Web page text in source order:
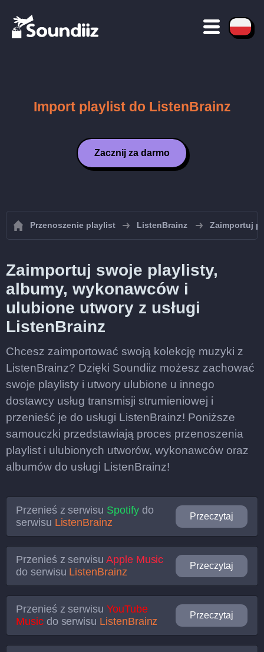
Import playlist do ListenBrainz
Zacznij za darmo
Przenoszenie playlist ListenBrainz Zaimportuj
Zaimportuj swoje playlisty,
albumy, wykonawców i
ulubione utwory z usługi
ListenBrainz
Chcesz zaimportować swoją kolekcję muzyki z
ListenBrainz? Dzięki Soundiiz możesz zachować
swoje playlisty i utwory ulubione u innego
dostawcy usług transmisji strumieniowej i
przenieść je do usługi ListenBrainz! Poniższe
samouczki przedstawiają proces przenoszenia
playlist i ulubionych utworów, wykonawców oraz
albumów do usługi ListenBrainz!
Przenieś z serwisu Spotifydo
serwisu ListenBrainz
Przeczytaj
Przenieś z serwisu Apple Music
do serwisu ListenBrainz
Przeczytaj
Przenieś z serwisu YouTube
Musicdo serwisu ListenBrainz
Przeczytaj